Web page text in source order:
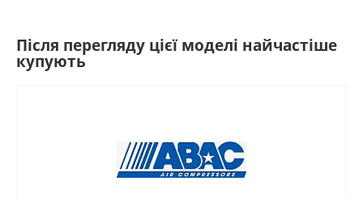
Після перегляду цієї моделі найчастіше
купують